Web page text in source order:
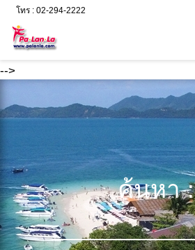
-->
โทร : 02-294-2222
ค้นหา :